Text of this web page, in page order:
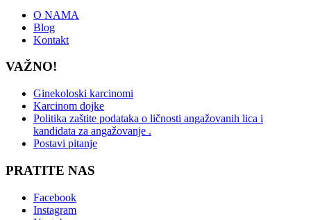
O NAMA
Blog
Kontakt
VAŽNO!
Ginekoloski karcinomi
Karcinom dojke
Politika zaštite podataka o ličnosti angažovanih lica i
kandidata za angažovanje .
Postavi pitanje
PRATITE NAS
Facebook
Instagram